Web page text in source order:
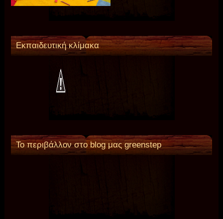
Εκπαιδευτική κλίμακα
Το περιβάλλον στο blog μας greenstep